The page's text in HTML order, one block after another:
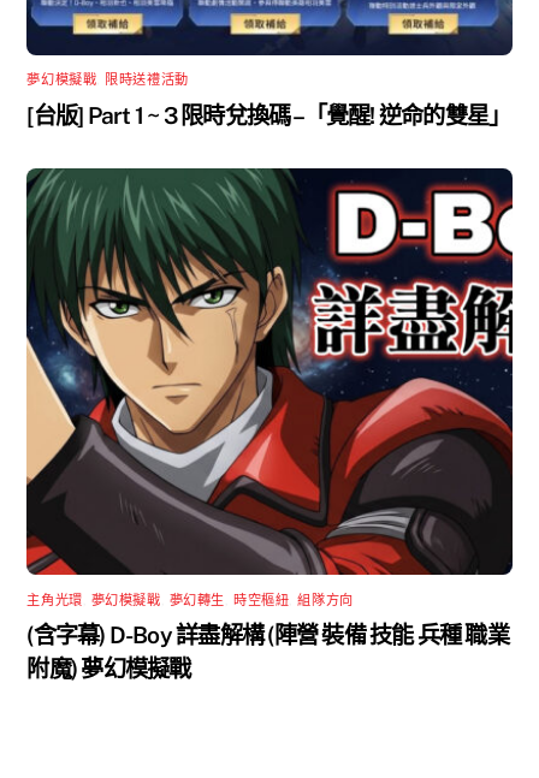
夢幻模擬戰 限時送禮活動
[台版] Part 1 ~ 3 限時兌換碼 –「覺醒! 逆命的雙星」
主角光環 夢幻模擬戰 夢幻轉生 ,時空樞紐 ,組隊方向
(含字幕) D-Boy 詳盡解構 (陣營 裝備 技能 兵種 職業
附魔) 夢幻模擬戰